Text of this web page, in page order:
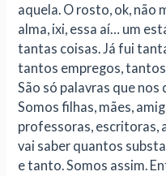
aquela. O rosto, ok, não
alma, ixi, essa aí… um
tantas coisas. Já fui
tantos empregos,
São só palavras que
Somos filhas, mães,
professoras, escritoras,
vai saber quantos
e tanto. Somos assim.